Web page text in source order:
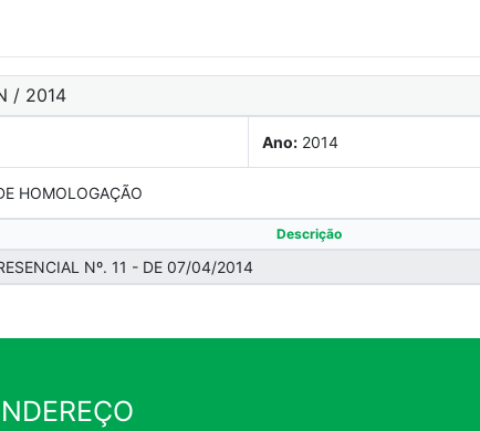
/ 2014
Ano: 2014
HOMOLOGAÇÃO
Descrição
Nº. 11 - DE 07/04/2014